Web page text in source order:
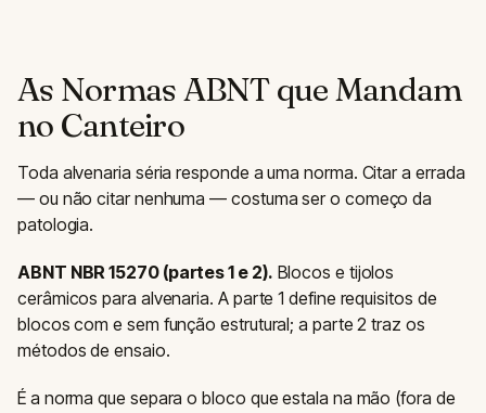
As Normas ABNT que Mandam
no Canteiro
Toda alvenaria séria responde a uma norma. Citar a errada
— ou não citar nenhuma — costuma ser o começo da
patologia.
ABNT NBR 15270 (partes 1 e 2). Blocos e tijolos
cerâmicos para alvenaria. A parte 1 define requisitos de
blocos com e sem função estrutural; a parte 2 traz os
métodos de ensaio.
É a norma que separa o bloco que estala na mão (fora de